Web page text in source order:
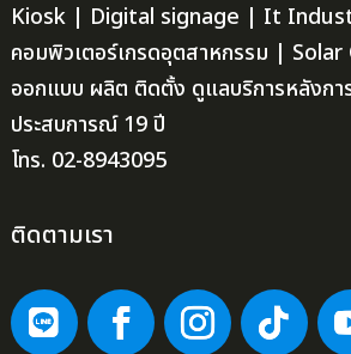
Kiosk | Digital signage | It
คอมพิวเตอร์เกรดอุตสาหกรรม | Solar
ออกแบบ ผลิต ติดตั้ง ดูแลบริการหลังกา
ประสบการณ์ 19 ปี
โทร. 02-8943095
ติดตามเรา